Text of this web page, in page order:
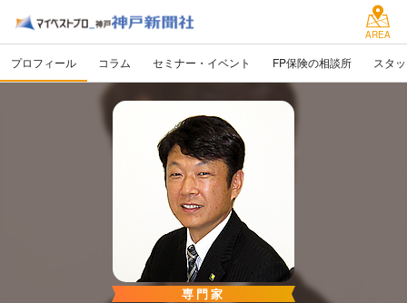
AREA
プロフィール コラム セミナー・イベント FP保険の相談所 スタ
専門家